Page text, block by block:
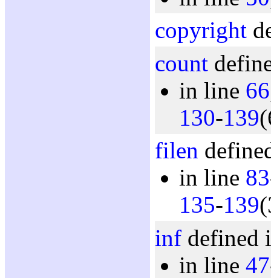
copyright
count
in line 66
130-139
filen
in line 83
135-139
inf defined
in line 47